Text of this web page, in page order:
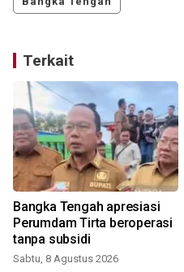
Terkait
Bangka Tengah apresiasi
Perumdam Tirta beroperasi
tanpa subsidi
Sabtu, 8 Agustus 2026